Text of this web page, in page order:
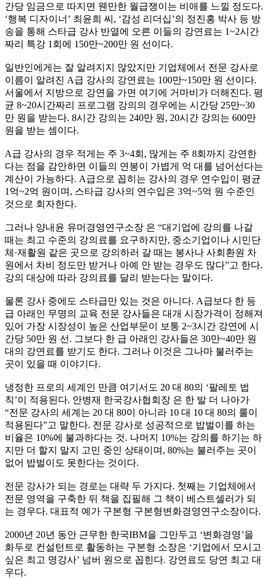
간당 임금으로 따지면 웬만한 월급쟁이는 비애를 느낄 정도다.
‘행복 디자이너’ 최윤희 씨, ‘감성 리더십’의 정진홍 박사 등 방
송을 통해 스타급 강사 반열에 오른 이들의 강연료는 1~2시간
짜리 특강 1회에 150만~200만 원 선이다.
일반인에게는 잘 알려지지 않았지만 기업체에서 전문 강사로
이름이 알려진 A급 강사의 강연료는 100만~150만 원 선이다.
서울에서 지방으로 강연을 가면 여기에 거마비가 더해진다. 평
균 8~20시간짜리 프로그램 강의의 경우에는 시간당 25만~30
만 원을 받는다. 8시간 강의는 240만 원, 20시간 강의는 600만
원을 받는 셈이다.
A급 강사의 경우 적게는 주 3~4회, 많게는 주 8회까지 강연한
다는 점을 감안하면 이들의 연봉이 가볍게 억 대를 넘어선다는
계산이 가능하다. A급으로 꼽히는 강사의 경우 연수입이 평균
1억~2억 원이며, 스타급 강사의 연수입은 3억~5억 원 수준인
것으로 회자한다.
그러나 양내윤 유머경영연구소장 은 “대기업에 강의를 나갈
때는 최고 수준의 강의료를 요구하지만, 중소기업이나 시민단
체·재활원 같은 곳으로 강의하러 갈 때는 봉사나 사회환원 차
원에서 차비 정도만 받거나 아예 안 받는 경우도 많다”고 한다.
강의 대상에 따라 강의료를 달리 받는다는 말이다.
물론 강사 중에도 스타급만 있는 것은 아니다. A급보다 한 등
급 아래인 무명의 교육 전문 강사들은 대개 시장가격이 정해져
있어 가장 시장성이 높은 산업부문이 보통 2~3시간 강연에 시
간당 50만 원 선. 그보다 한 급 아래인 강사들은 30만~40만 원
대의 강연료를 받기도 한다. 그러나 이것은 그나마 불러주는
곳이 있을 때 이야기다.
냉정한 프로의 세계인 만큼 여기서도 20 대 80의 ‘팔레토 법
칙’이 적용된다. 안병재 한국강사협회장 은 한 발 더 나아가
“전문 강사의 세계는 20 대 80이 아니라 10 대 10 대 80의 룰이
적용된다”고 말한다. 전문 강사로 성공적으로 밥벌이를 하는
비율은 10%에 불과하다는 것. 나머지 10%는 강의를 하기는 하
지만 더 할지 말지 고민 중인 상태이며, 80%는 불러주는 곳이
없어 밥벌이도 못한다는 것이다.
전문 강사가 되는 경로는 대략 두 가지다. 첫째는 기업체에서
전문 영역을 구축한 뒤 책을 집필해 그 책이 베스트셀러가 되
는 경우다. 대표적 예가 구본형 구본형변화경영연구소장이다.
2000년 20년 동안 근무한 한국IBM을 그만두고 ‘변화경영’을
화두로 컨설턴트로 활동하는 구본형 소장은 ‘기업에서 모시고
싶은 최고 명강사’ 넘버 원으로 꼽힌다. 강연료도 당연 최고 대
우다.